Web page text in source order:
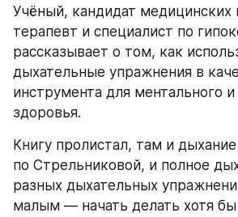
Учёный, кандидат медицинских
терапевт и специалист по
рассказывает о том, как
дыхательные упражнения в
инструмента для ментального и
здоровья.
Книгу пролистал, там и
по Стрельниковой, и полное
разных дыхательных
малым — начать делать хотя